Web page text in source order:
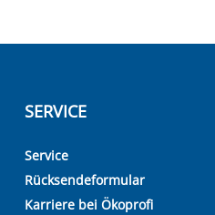
SERVICE
Service
Rücksendeformular
Karriere bei Ökoprofi